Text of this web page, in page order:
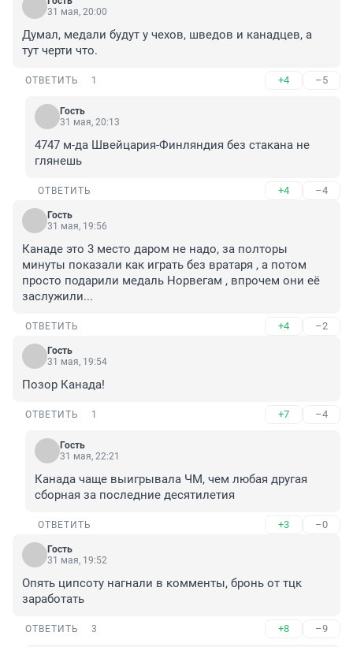
31 мая, 20:00
Думал, медали будут у чехов, шведов и канадцев, а
тут черти что.
ОТВЕТИТЬ 1 +4 –5
Гость
31 мая, 20:13
4747 м-да Швейцария-Финляндия без стакана не
глянешь
ОТВЕТИТЬ +4 –4
Гость
31 мая, 19:56
Канаде это 3 место даром не надо, за полторы
минуты показали как играть без вратаря , а потом
просто подарили медаль Норвегам , впрочем они её
заслужили...
ОТВЕТИТЬ +4 –2
Гость
31 мая, 19:54
Позор Канада!
ОТВЕТИТЬ 1 +7 –4
Гость
31 мая, 22:21
Канада чаще выигрывала ЧМ, чем любая другая
сборная за последние десятилетия
ОТВЕТИТЬ +3 –0
Гость
31 мая, 19:52
Опять ципсоту нагнали в комменты, бронь от тцк
заработать
ОТВЕТИТЬ 3 +8 –9